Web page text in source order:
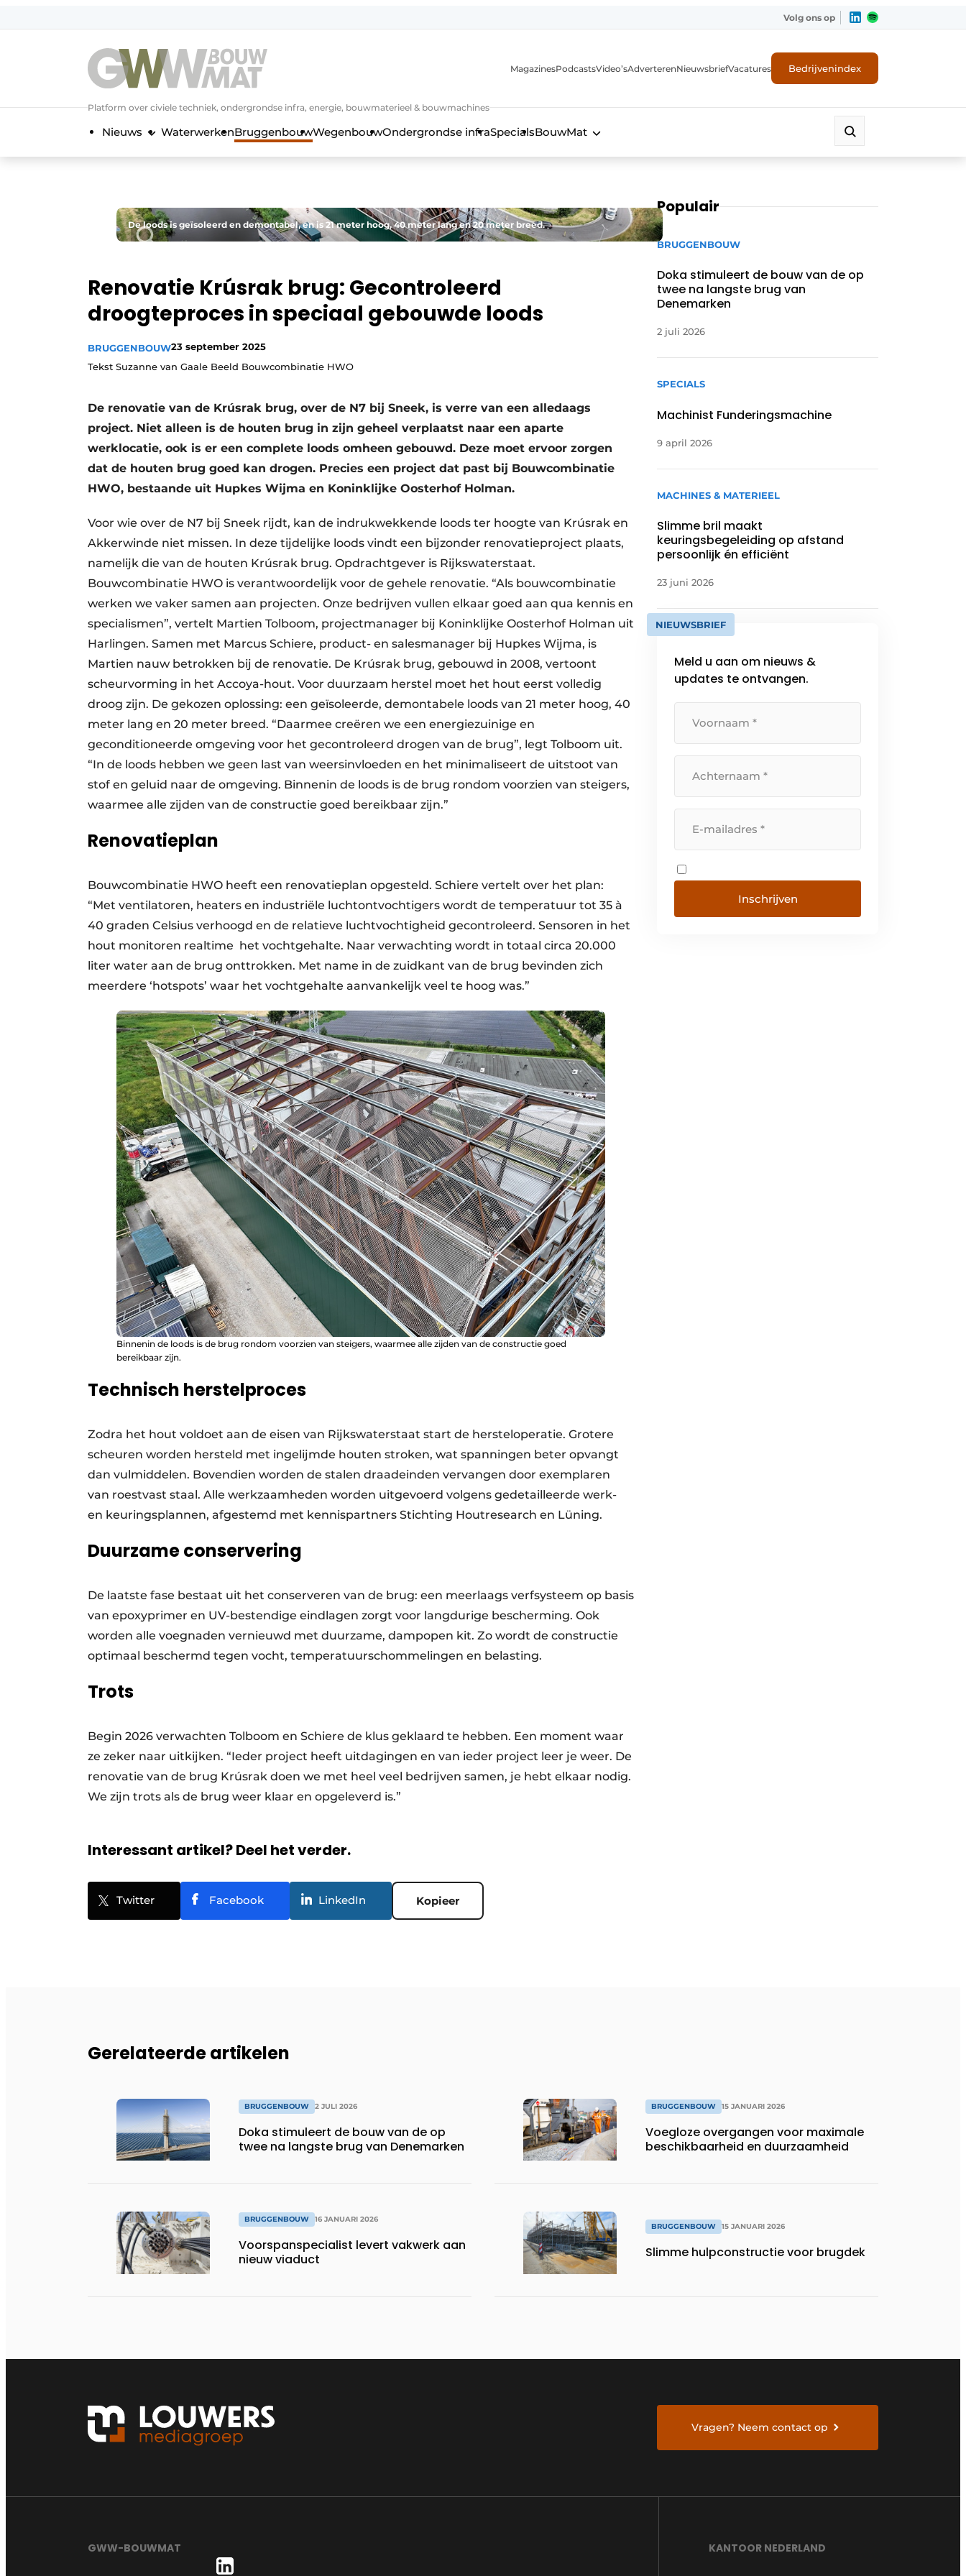
Volg ons op
Platform over civiele techniek, ondergrondse infra, energie, bouwmaterieel & bouwmachines
MagazinesPodcastsVideo’sAdverterenNieuwsbriefVacatures Bedrijvenindex
Nieuws WaterwerkenBruggenbouwWegenbouwOndergrondse infraSpecialsBouwMat
De loods is geïsoleerd en demontabel, en is 21 meter hoog, 40 meter lang en 20 meter breed.
Renovatie Krúsrak brug: Gecontroleerd
droogteproces in speciaal gebouwde loods
BRUGGENBOUW23 september 2025
Tekst Suzanne van Gaale Beeld Bouwcombinatie HWO
De renovatie van de Krúsrak brug, over de N7 bij Sneek, is verre van een alledaags
project. Niet alleen is de houten brug in zijn geheel verplaatst naar een aparte
werklocatie, ook is er een complete loods omheen gebouwd. Deze moet ervoor zorgen
dat de houten brug goed kan drogen. Precies een project dat past bij Bouwcombinatie
HWO, bestaande uit Hupkes Wijma en Koninklijke Oosterhof Holman.
Voor wie over de N7 bij Sneek rijdt, kan de indrukwekkende loods ter hoogte van Krúsrak en
Akkerwinde niet missen. In deze tijdelijke loods vindt een bijzonder renovatieproject plaats,
namelijk die van de houten Krúsrak brug. Opdrachtgever is Rijkswaterstaat.
Bouwcombinatie HWO is verantwoordelijk voor de gehele renovatie. “Als bouwcombinatie
werken we vaker samen aan projecten. Onze bedrijven vullen elkaar goed aan qua kennis en
specialismen”, vertelt Martien Tolboom, projectmanager bij Koninklijke Oosterhof Holman uit
Harlingen. Samen met Marcus Schiere, product- en salesmanager bij Hupkes Wijma, is
Martien nauw betrokken bij de renovatie. De Krúsrak brug, gebouwd in 2008, vertoont
scheurvorming in het Accoya-hout. Voor duurzaam herstel moet het hout eerst volledig
droog zijn. De gekozen oplossing: een geïsoleerde, demontabele loods van 21 meter hoog, 40
meter lang en 20 meter breed. “Daarmee creëren we een energiezuinige en
geconditioneerde omgeving voor het gecontroleerd drogen van de brug”, legt Tolboom uit.
“In de loods hebben we geen last van weersinvloeden en het minimaliseert de uitstoot van
stof en geluid naar de omgeving. Binnenin de loods is de brug rondom voorzien van steigers,
waarmee alle zijden van de constructie goed bereikbaar zijn.”
Renovatieplan
Bouwcombinatie HWO heeft een renovatieplan opgesteld. Schiere vertelt over het plan:
“Met ventilatoren, heaters en industriële luchtontvochtigers wordt de temperatuur tot 35 à
40 graden Celsius verhoogd en de relatieve luchtvochtigheid gecontroleerd. Sensoren in het
hout monitoren realtime het vochtgehalte. Naar verwachting wordt in totaal circa 20.000
liter water aan de brug onttrokken. Met name in de zuidkant van de brug bevinden zich
meerdere ‘hotspots’ waar het vochtgehalte aanvankelijk veel te hoog was.”
Binnenin de loods is de brug rondom voorzien van steigers, waarmee alle zijden van de constructie goed
bereikbaar zijn.
Technisch herstelproces
Zodra het hout voldoet aan de eisen van Rijkswaterstaat start de hersteloperatie. Grotere
scheuren worden hersteld met ingelijmde houten stroken, wat spanningen beter opvangt
dan vulmiddelen. Bovendien worden de stalen draadeinden vervangen door exemplaren
van roestvast staal. Alle werkzaamheden worden uitgevoerd volgens gedetailleerde werk-
en keuringsplannen, afgestemd met kennispartners Stichting Houtresearch en Lüning.
Duurzame conservering
De laatste fase bestaat uit het conserveren van de brug: een meerlaags verfsysteem op basis
van epoxyprimer en UV-bestendige eindlagen zorgt voor langdurige bescherming. Ook
worden alle voegnaden vernieuwd met duurzame, dampopen kit. Zo wordt de constructie
optimaal beschermd tegen vocht, temperatuurschommelingen en belasting.
Trots
Begin 2026 verwachten Tolboom en Schiere de klus geklaard te hebben. Een moment waar
ze zeker naar uitkijken. “Ieder project heeft uitdagingen en van ieder project leer je weer. De
renovatie van de brug Krúsrak doen we met heel veel bedrijven samen, je hebt elkaar nodig.
We zijn trots als de brug weer klaar en opgeleverd is.”
Interessant artikel? Deel het verder.
Twitter Facebook LinkedIn Kopieer
Populair
BRUGGENBOUW
Doka stimuleert de bouw van de op
twee na langste brug van
Denemarken
2 juli 2026
SPECIALS
Machinist Funderingsmachine
9 april 2026
MACHINES & MATERIEEL
Slimme bril maakt
keuringsbegeleiding op afstand
persoonlijk én efficiënt
23 juni 2026
NIEUWSBRIEF
Meld u aan om nieuws &
updates te ontvangen.
Inschrijven
Gerelateerde artikelen
BRUGGENBOUW 2 JULI 2026
Doka stimuleert de bouw van de op
twee na langste brug van Denemarken
BRUGGENBOUW 16 JANUARI 2026
Voorspanspecialist levert vakwerk aan
nieuw viaduct
BRUGGENBOUW 15 JANUARI 2026
Voegloze overgangen voor maximale
beschikbaarheid en duurzaamheid
BRUGGENBOUW 15 JANUARI 2026
Slimme hulpconstructie voor brugdek
Vragen? Neem contact op
GWW-BOUWMAT KANTOOR NEDERLAND